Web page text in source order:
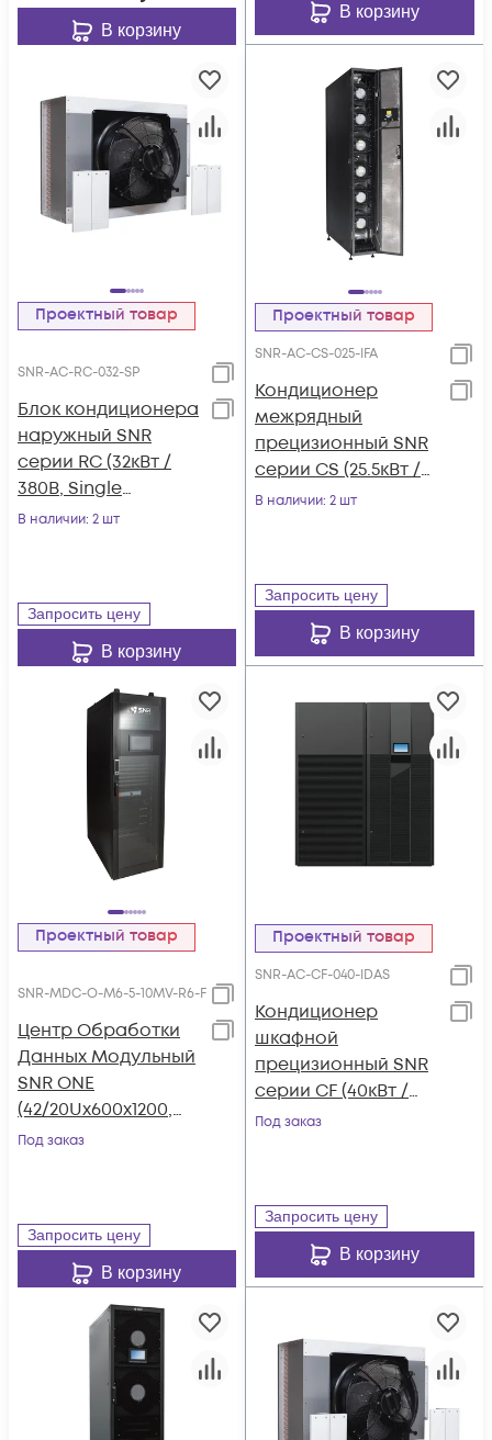
В корзину
В корзину
Проектный товар
SNR-AC-RC-032-SP
Блок кондиционера
наружный SNR
серии RC (32кВт /
380В, Single
Refrigeration
В наличии: 2 шт
Запросить цену
В корзину
Проектный товар
SNR-AC-CS-025-IFA
Кондиционер
межрядный
прецизионный SNR
серии CS (25.5кВт /
380В, Inverter, Front-
В наличии: 2 шт
Запросить цену
В корзину
Проектный товар
SNR-MDC-O-M6-5-10MV-R6-F
Центр Обработки
Данных Модульный
SNR ONE
(42/20Uх600х1200,
Indoor, IP55, IT-5кВт,
Под заказ
Запросить цену
В корзину
Проектный товар
SNR-AC-CF-040-IDAS
Кондиционер
шкафной
прецизионный SNR
серии CF (40кВт /
380В, Inverter, Down-
Под заказ
Запросить цену
В корзину